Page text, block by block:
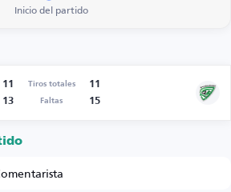
Inicio del partido
11 Tiros totales
11
13
Faltas 15